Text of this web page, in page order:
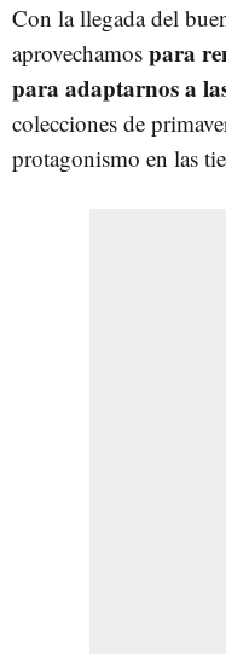
Con la llegada del
aprovechamos para
para adaptarnos a
colecciones de
protagonismo en las